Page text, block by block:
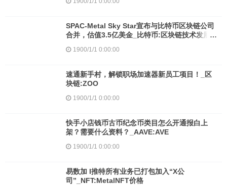
SPAC-Metal Sky Star宣布与比特币区块链公司
合并，估值3.5亿美金_比特币:区块链技术发展
1900/1/1 0:00:00
速通新手村，解锁职场加速器新员工项目！_区
块链:ZOO
1900/1/1 0:00:00
快手小店钱币古币纪念币类目怎么开通报白上
架？需要什么资料？_AAVE:AVE
1900/1/1 0:00:00
易数加 I推特所有业务已打包加入“X公
司”_NFT:MetalNFT价格